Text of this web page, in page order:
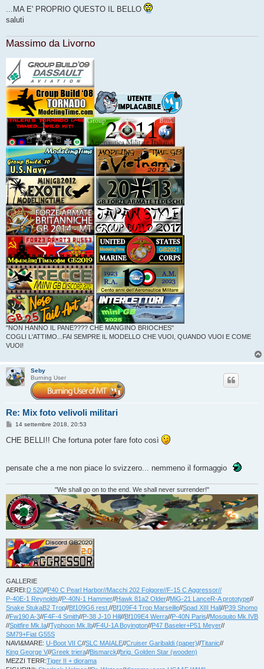
...MA E' PROPRIO QUESTO IL BELLO
saluti
Massimo da Livorno
"NON HANNO IL PANE???? CHE MANGINO BRIOCHES"
COGLI L'ATTIMO...FAI SEMPRE IL MODELLO CHE VUOI, QUANDO VUOI E COME
VUOI!
Seby
Burning User
Re: Mix foto velivoli militari
M
s
s
g
14 settembre 2018, 20:53
CHE BELLI!! Che fortuna poter fare foto così
pensate che a me non piace lo svizzero... nemmeno il formaggio
"We shall go on to the end. We shall never surrender!"
GALLERIE
AEREI:D 520//P40 C Pearl Harbor//Macchi 202 Folgore//F-15 C Aggressor//
P-40E-1 Reynolds//P-40N-1 Hammer//Hawk 81a2 Older//MiG-21 LanceR-A prototype//
Snake StukaB2 Trop//Bf109G6 rest. //Bf109F4 Trop Marseille//Spad XIII Hall//P39 Shomo
//Fw190 A-3//F4F-4 Smith//P-38 J-10 Hill//Bf109E4 Werra//P-40N Paris//Mosquito Mk.IVB
//Spitfire Mk.Ia//Typhoon Mk.Ib//F4U-1A Boyington//P47 Baseler+P51 Meyer//
SM79+Fiat G55S
NAVI&MARE: U-Boot VII C//SLC MAIALE//Cruiser Garibaldi (paper)//Titanic//
King George V//Greek triera//Bismarck//brig. Golden Star (wooden)
MEZZI TERR:Tiger II + diorama